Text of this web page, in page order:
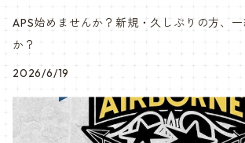
APS始めませんか？新規・久しぶりの方、
か？
2026/6/19